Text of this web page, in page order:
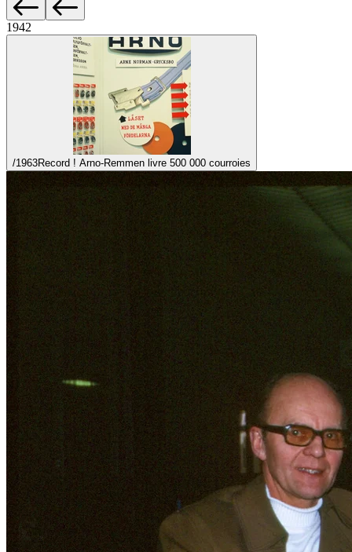
1942
/1963Record ! Arno-Remmen livre 500 000 courroies